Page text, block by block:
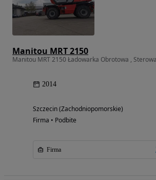
Manitou MRT 2150
Manitou MRT 2150 Ładowarka Obrotowa ,
2014
Szczecin (Zachodniopomorskie)
Firma • Podbite
Firma